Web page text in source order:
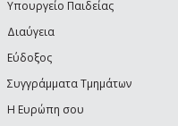
Υπουργείο Παιδείας
Διαύγεια
Εύδοξος
Συγγράμματα Τμημάτων
Η Ευρώπη σου